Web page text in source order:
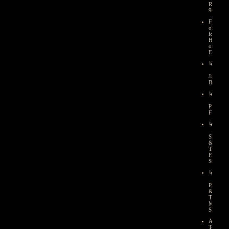
Revival
90’s/
Funk-
o-
logy
Hall
of
Fame
↳
James
Brown
↳
P-
Funk
↳
Sly
&
The
Family
Stone
↳
Prince
&
The
MPLS
Sound
A
Touch